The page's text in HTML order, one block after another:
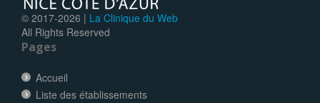
© 2017-2026 | La Clinique du Web
All Rights Reserved
Pages
Accueil
Liste des établissements